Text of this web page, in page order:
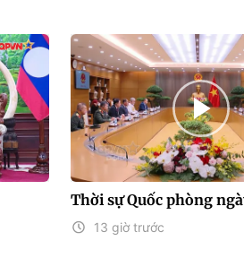
Thời sự Quốc phòng
13 giờ trước